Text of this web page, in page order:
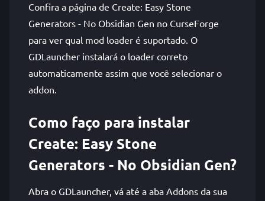
Confira a página de Create: Easy Stone
Generators - No Obsidian Gen no CurseForge
para ver qual mod loader é suportado. O
GDLauncher instalará o loader correto
automaticamente assim que você selecionar o
addon.
Como faço para instalar
Create: Easy Stone
Generators - No Obsidian Gen?
Abra o GDLauncher, vá até a aba Addons da sua